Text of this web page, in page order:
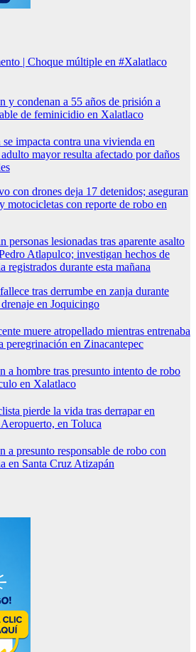
| Choque múltiple en #Xalatlaco
y condenan a 55 años de prisión a
de feminicidio en Xalatlaco
impacta contra una vivienda en
mayor resulta afectado por daños
con drones deja 17 detenidos; aseguran
motocicletas con reporte de robo en
personas lesionadas tras aparente asalto
Atlapulco; investigan hechos de
registrados durante esta mañana
tras derrumbe en zanja durante
en Joquicingo
muere atropellado mientras entrenaba
peregrinación en Zinacantepec
a hombre tras presunto intento de robo
en Xalatlaco
pierde la vida tras derrapar en
en Toluca
a presunto responsable de robo con
en Santa Cruz Atizapán